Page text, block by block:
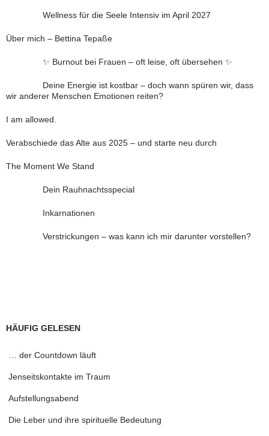
Wellness für die Seele Intensiv im April 2027
Über mich – Bettina Tepaße
✨ Burnout bei Frauen – oft leise, oft übersehen ✨
Deine Energie ist kostbar – doch wann spüren wir, dass
wir anderer Menschen Emotionen reiten?
I am allowed.
Verabschiede das Alte aus 2025 – und starte neu durch
The Moment We Stand
Dein Rauhnachtsspecial
Inkarnationen
Verstrickungen – was kann ich mir darunter vorstellen?
HÄUFIG GELESEN
… der Countdown läuft
Jenseitskontakte im Traum
Aufstellungsabend
Die Leber und ihre spirituelle Bedeutung